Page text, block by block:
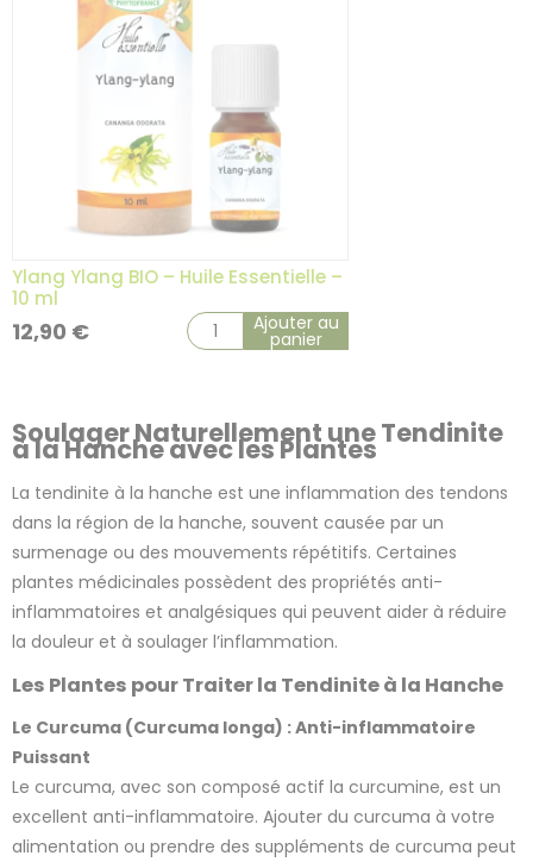
Soulager Naturellement une Tendinite
à la Hanche avec les Plantes
La tendinite à la hanche est une inflammation des tendons
dans la région de la hanche, souvent causée par un
surmenage ou des mouvements répétitifs. Certaines
plantes médicinales possèdent des propriétés anti-
inflammatoires et analgésiques qui peuvent aider à réduire
la douleur et à soulager l’inflammation.
Les Plantes pour Traiter la Tendinite à la Hanche
Le Curcuma (Curcuma longa) : Anti-inflammatoire
Puissant
Le curcuma, avec son composé actif la curcumine, est un
excellent anti-inflammatoire. Ajouter du curcuma à votre
alimentation ou prendre des suppléments de curcuma peut
Ylang Ylang BIO – Huile Essentielle –
10 ml
12,90 € Ajouter au
panier